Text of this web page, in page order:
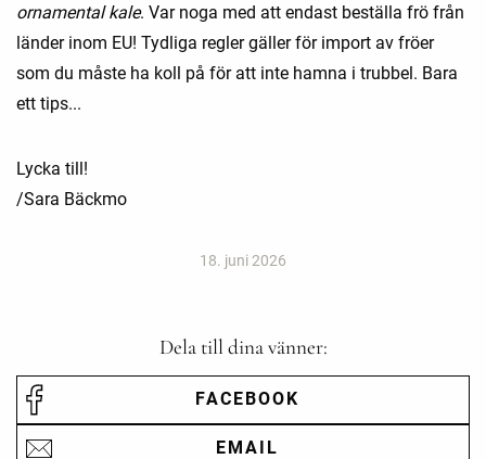
ornamental kale. Var noga med att endast beställa frö från
länder inom EU! Tydliga regler gäller för import av fröer
som du måste ha koll på för att inte hamna i trubbel. Bara
ett tips...
Lycka till!
/Sara Bäckmo
18. juni 2026
Dela till dina vänner:
FACEBOOK
EMAIL